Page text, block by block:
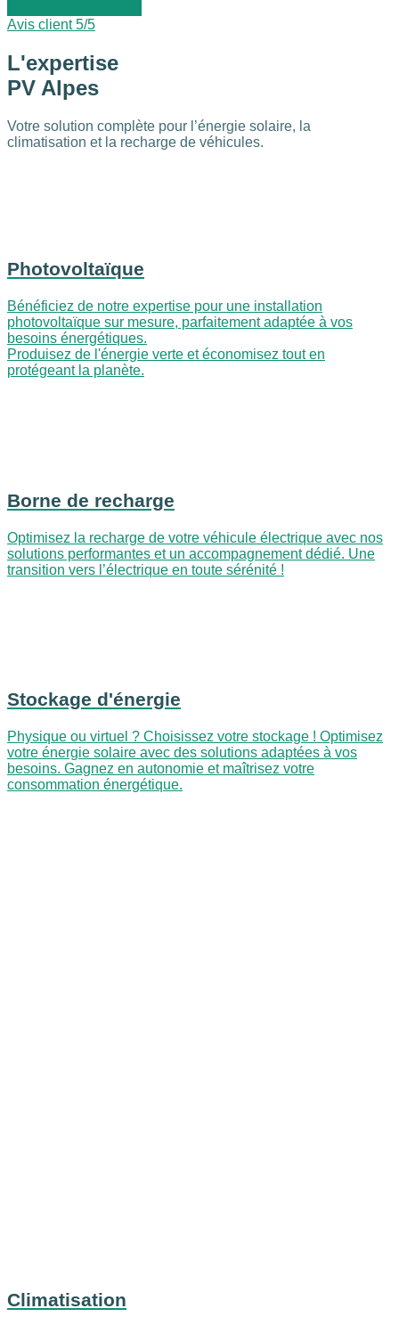
Avis client 5/5
L'expertise
PV Alpes
Votre solution complète pour l’énergie solaire, la
climatisation et la recharge de véhicules.
Photovoltaïque
Bénéficiez de notre expertise pour une installation
photovoltaïque sur mesure, parfaitement adaptée à vos
besoins énergétiques.
Produisez de l'énergie verte et économisez tout en
protégeant la planète.
Borne de recharge
Optimisez la recharge de votre véhicule électrique avec nos
solutions performantes et un accompagnement dédié. Une
transition vers l’électrique en toute sérénité !
Stockage d'énergie
Physique ou virtuel ? Choisissez votre stockage ! Optimisez
votre énergie solaire avec des solutions adaptées à vos
besoins. Gagnez en autonomie et maîtrisez votre
consommation énergétique.
Climatisation